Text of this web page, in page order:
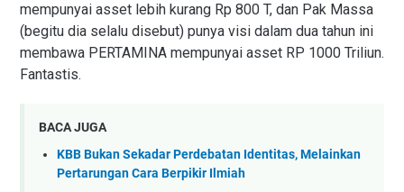
mempunyai asset lebih kurang Rp 800 T, dan Pak Massa
(begitu dia selalu disebut) punya visi dalam dua tahun ini
membawa PERTAMINA mempunyai asset RP 1000 Triliun.
Fantastis.
BACA JUGA
KBB Bukan Sekadar Perdebatan Identitas, Melainkan
Pertarungan Cara Berpikir Ilmiah